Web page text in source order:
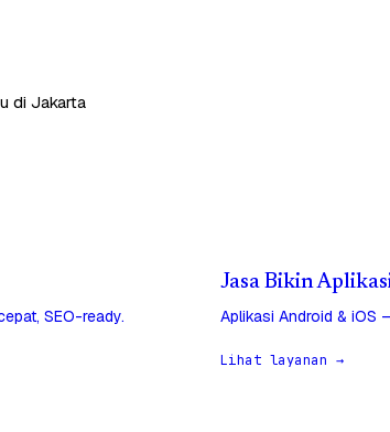
di Jakarta
SEO-ready.
Jasa Bikin
Aplikasi Android & iOS
Lihat layanan →